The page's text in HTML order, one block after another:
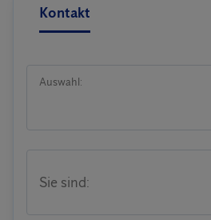
Kontakt
Auswahl:
Sie sind: